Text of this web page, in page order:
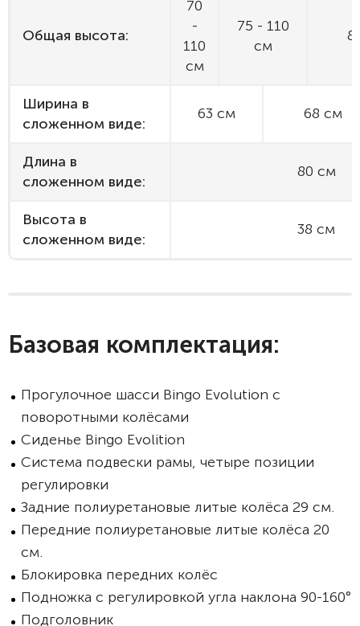
Общая высота:
70
-
110
см
75 - 110
см
Ширина в
сложенном виде:
63 см 68 см
Длина в
сложенном виде:
80 см
Высота в
сложенном виде:
38 см
Базовая комплектация:
Прогулочное шасси Bingo Evolution с
поворотными колёсами
Сиденье Bingo Evolition
Система подвески рамы, четыре позиции
регулировки
Задние полиуретановые литые колёса 29 см.
Передние полиуретановые литые колёса 20
см.
Блокировка передних колёс
Подножка с регулировкой угла наклона 90-160°
Подголовник